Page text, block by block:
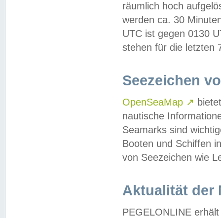
räumlich hoch
werden ca. 30
UTC ist gegen 0130
stehen für die letzten
Seezeichen
OpenSeaMap ↗
nautische
Seamarks sind
Booten und Schiffen
von Seezeichen wie
Aktualität der
PEGELONLINE